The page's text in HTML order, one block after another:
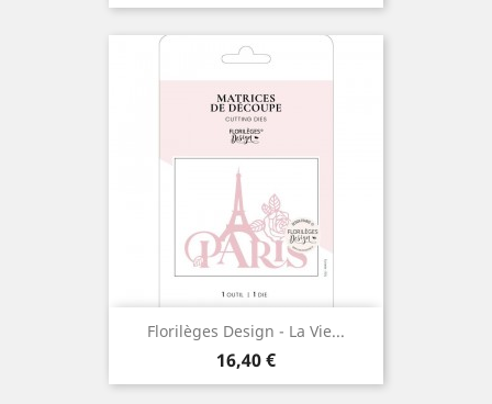
Florilèges Design - La Vie...
Prix
16,40 €